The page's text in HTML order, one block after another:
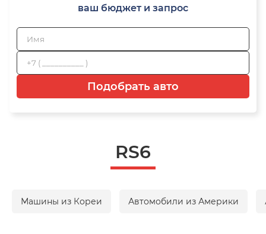
ваш бюджет и запрос
Подобрать авто
RS6
Машины из Кореи Автомобили из Америки